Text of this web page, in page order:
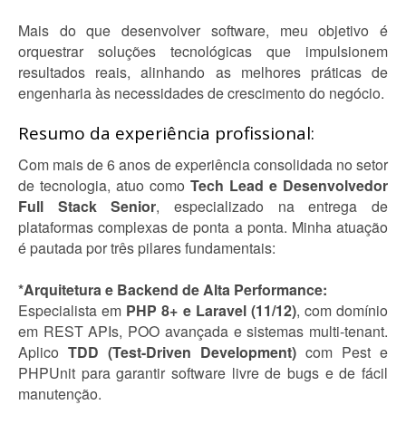
Mais do que desenvolver software, meu objetivo é
orquestrar soluções tecnológicas que impulsionem
resultados reais, alinhando as melhores práticas de
engenharia às necessidades de crescimento do negócio.
Resumo da experiência profissional:
Com mais de 6 anos de experiência consolidada no setor
de tecnologia, atuo como Tech Lead e Desenvolvedor
Full Stack Senior, especializado na entrega de
plataformas complexas de ponta a ponta. Minha atuação
é pautada por três pilares fundamentais:
*Arquitetura e Backend de Alta Performance:
Especialista em PHP 8+ e Laravel (11/12), com domínio
em REST APIs, POO avançada e sistemas multi-tenant.
Aplico TDD (Test-Driven Development) com Pest e
PHPUnit para garantir software livre de bugs e de fácil
manutenção.